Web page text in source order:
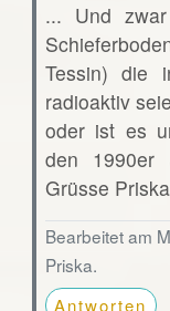
... Und
Tessin) die
radioaktiv
oder ist es
den 1990er
Grüsse Priska
Bearbeitet am
Priska.
Antworten